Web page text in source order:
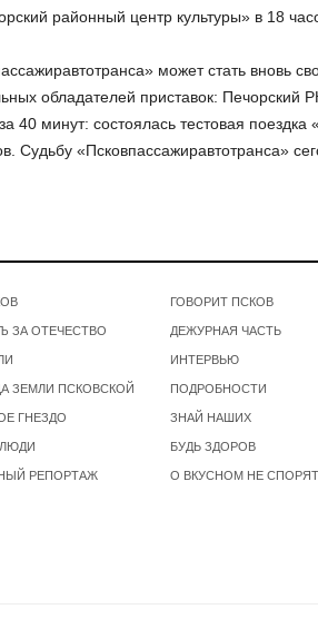
районный центр культуры» в 18
может стать вновь
обладателей приставок: Печорский
минут: состоялась тестовая поездка
Судьбу «Псковпассажиравтотранса»
ЗА ОТЕЧЕСТВО
ЗЕМЛИ ПСКОВСКОЙ
ГНЕЗДО
РЕПОРТАЖ
ГОВОРИТ ПСКОВ
ДЕЖУРНАЯ ЧАСТЬ
ИНТЕРВЬЮ
ПОДРОБНОСТИ
ЗНАЙ НАШИХ
БУДЬ ЗДОРОВ
О ВКУСНОМ НЕ СПОРЯТ